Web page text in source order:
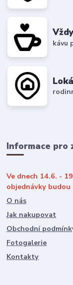
kávu
Informace pro
Ve dnech 14.6. -
objednávky
O nás
Jak nakupovat
Obchodní
Fotogalerie
Kontakty